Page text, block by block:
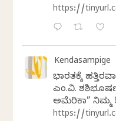
https://
Kendasampige
ಭಾರತಕ್ಕೆ
ಎಂ.ವಿ.
ಅಮೆರಿಕಾ” ನಿಮ್ಮ
https://